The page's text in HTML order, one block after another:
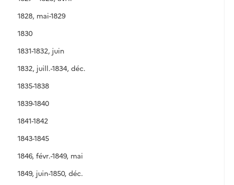
1828, mai-1829
1830
1831-1832, juin
1832, juill.-1834, déc.
1835-1838
1839-1840
1841-1842
1843-1845
1846, févr.-1849, mai
1849, juin-1850, déc.